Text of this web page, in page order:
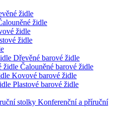
židle
židle
židle
židle
Dřevěné barové židle
Čalouněné barové židle
Kovové barové židle
Plastové barové židle
Konferenční a příruční